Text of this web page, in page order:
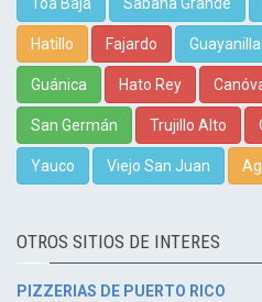
Hatillo Fajardo Guayanilla
Guánica Hato Rey
San Germán Trujillo Alto
Yauco Viejo San Juan
OTROS SITIOS DE INTERES
PIZZERIAS DE PUERTO RICO